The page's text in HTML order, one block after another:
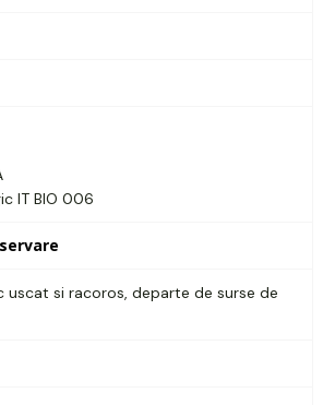
IT BIO 006
uscat si racoros, departe de surse de